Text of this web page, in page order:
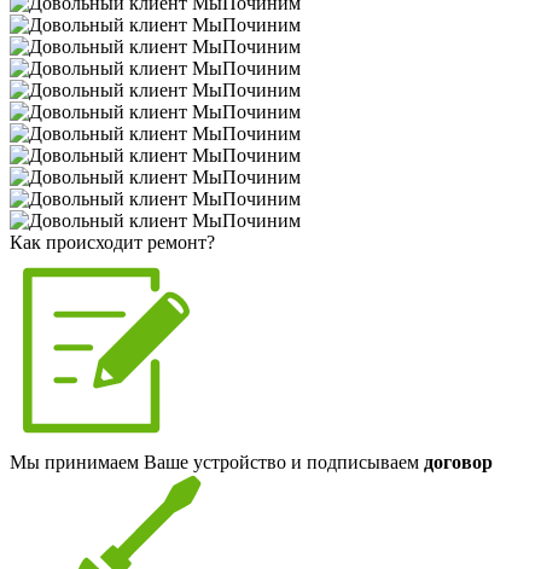
Как происходит ремонт?
Мы принимаем Ваше устройство и подписываем договор